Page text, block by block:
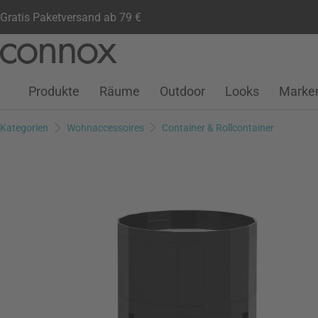
Gratis Paketversand ab 79 €
Seiteninhalt
Suchfeld
Kundenkonto
Wunschliste
Warenkorb
Produkte Räume Outdoor Looks
Kategorien Wohnaccessoires Container & Rollcontainer